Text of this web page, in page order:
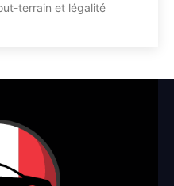
terrain et légalité